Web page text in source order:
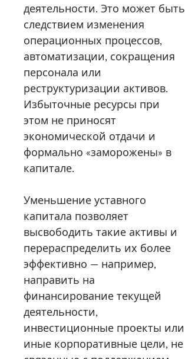
деятельности. Это может быть
следствием изменения
операционных процессов,
автоматизации, сокращения
персонала или
реструктуризации активов.
Избыточные ресурсы при
этом не приносят
экономической отдачи и
формально «заморожены» в
капитале.
Уменьшение уставного
капитала позволяет
высвободить такие активы и
перераспределить их более
эффективно — например,
направить на
финансирование текущей
деятельности,
инвестиционные проекты или
иные корпоративные цели, не